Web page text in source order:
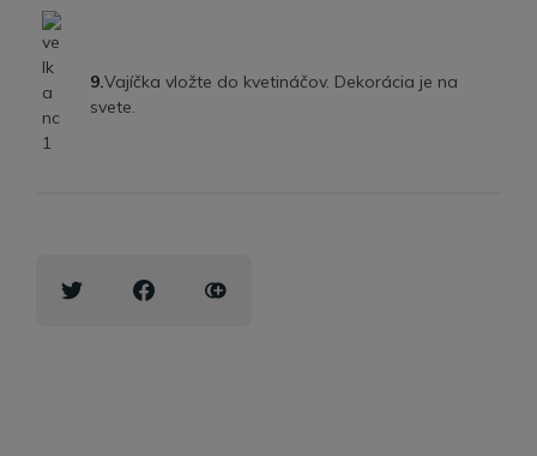
9.Vajíčka vložte do kvetináčov. Dekorácia je na
svete.